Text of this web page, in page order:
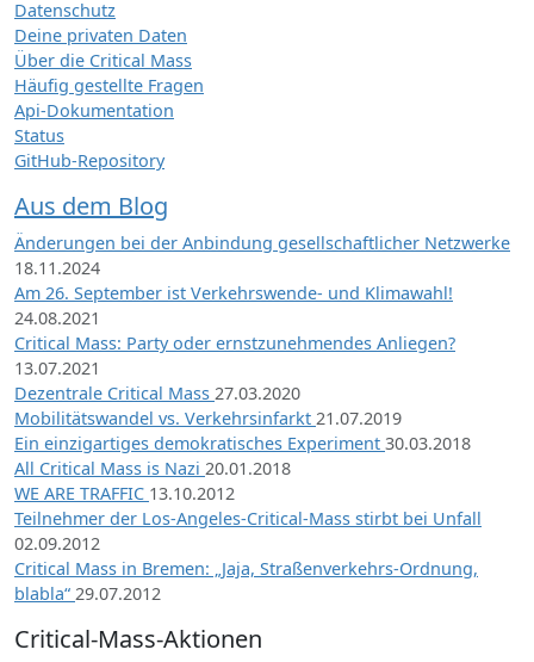
Datenschutz
Deine privaten Daten
Über die Critical Mass
Häufig gestellte Fragen
Api-Dokumentation
Status
GitHub-Repository
Aus dem Blog
Änderungen bei der Anbindung gesellschaftlicher Netzwerke
18.11.2024
Am 26. September ist Verkehrswende- und Klimawahl!
24.08.2021
Critical Mass: Party oder ernstzunehmendes Anliegen?
13.07.2021
Dezentrale Critical Mass 27.03.2020
Mobilitätswandel vs. Verkehrsinfarkt 21.07.2019
Ein einzigartiges demokratisches Experiment 30.03.2018
All Critical Mass is Nazi 20.01.2018
WE ARE TRAFFIC 13.10.2012
Teilnehmer der Los-Angeles-Critical-Mass stirbt bei Unfall
02.09.2012
Critical Mass in Bremen: „Jaja, Straßenverkehrs-Ordnung,
blabla“ 29.07.2012
Critical-Mass-Aktionen